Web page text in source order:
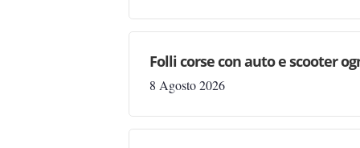
Folli corse con auto e scooter
8 Agosto 2026